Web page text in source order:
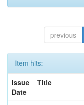
previous
Item hits:
Issue
Date
Title